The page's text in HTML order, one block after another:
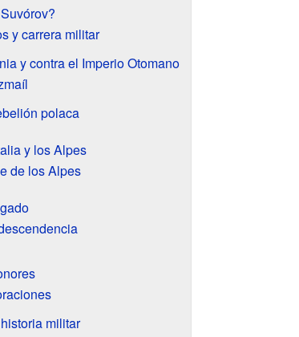
y carrera militar
y contra el Imperio Otomano
polaca
y los Alpes
de los Alpes
militar